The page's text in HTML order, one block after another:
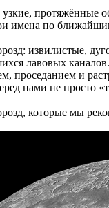
протяжённые
имена по
извилистые,
лавовых
проседанием и
нами не просто
которые мы